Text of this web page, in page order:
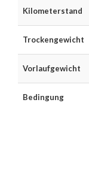
Kilometerstand
Trockengewicht
Vorlaufgewicht
Bedingung